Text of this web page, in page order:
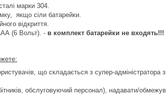
марки 304.
якщо сіли батарейки.
відкриття.
(6 Вольт). - в комплект батарейки не входять!!!
що складається з супер-адміністратора
обслуговуючий персонал), надавати/